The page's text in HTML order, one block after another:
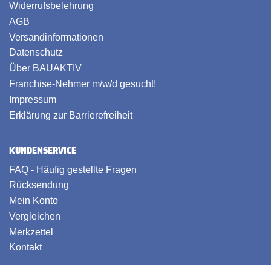
Widerrufsbelehrung
AGB
Versandinformationen
Datenschutz
Über BAUAKTIV
Franchise-Nehmer m/w/d gesucht!
Impressum
Erklärung zur Barrierefreiheit
KUNDENSERVICE
FAQ - Häufig gestellte Fragen
Rücksendung
Mein Konto
Vergleichen
Merkzettel
Kontakt